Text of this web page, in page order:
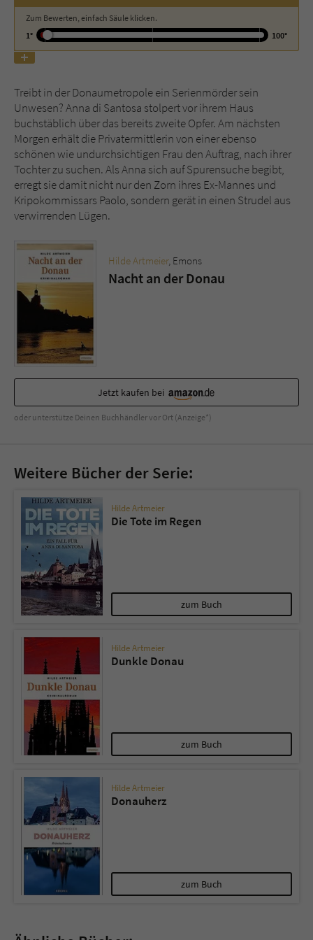
Zum Bewerten, einfach Säule klicken.
1°
100°
Treibt in der Donaumetropole ein Serienmörder sein
Unwesen? Anna di Santosa stolpert vor ihrem Haus
buchstäblich über das bereits zweite Opfer. Am nächsten
Morgen erhält die Privatermittlerin von einer ebenso
schönen wie undurchsichtigen Frau den Auftrag, nach ihrer
Tochter zu suchen. Als Anna sich auf Spurensuche begibt,
erregt sie damit nicht nur den Zorn ihres Ex-Mannes und
Kripokommissars Paolo, sondern gerät in einen Strudel aus
verwirrenden Lügen.
Hilde Artmeier, Emons
Nacht an der Donau
Jetzt kaufen bei
oder unterstütze Deinen Buchhändler vor Ort (Anzeige*)
Weitere Bücher der Serie:
Hilde Artmeier
Die Tote im Regen
zum Buch
Hilde Artmeier
Dunkle Donau
zum Buch
Hilde Artmeier
Donauherz
zum Buch
Name tx_pwcomments_ahash
Anbieter
Laufzeit 1 Jahr
Zweck Cookie für Kommentare einzelner Buchtitel
Name fe_typo_user
Anbieter Literatur-Couch Medien GmbH & Co. KG
Zweck
Dieses Cookie gewährleistet die
Kommunikation der Webseite mit dem